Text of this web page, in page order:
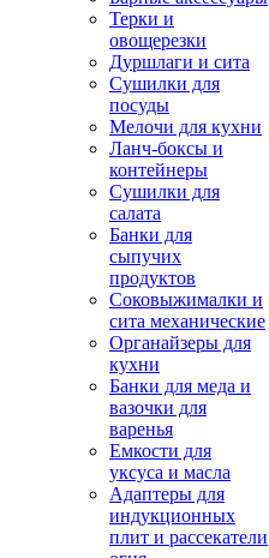
Терки и
овощерезки
Дуршлаги и сита
Сушилки для
посуды
Мелочи для кухни
Ланч-боксы и
контейнеры
Сушилки для
салата
Банки для
сыпучих
продуктов
Соковыжималки и
сита механические
Органайзеры для
кухни
Банки для меда и
вазочки для
варенья
Емкости для
уксуса и масла
Адаптеры для
индукционных
плит и рассекатели